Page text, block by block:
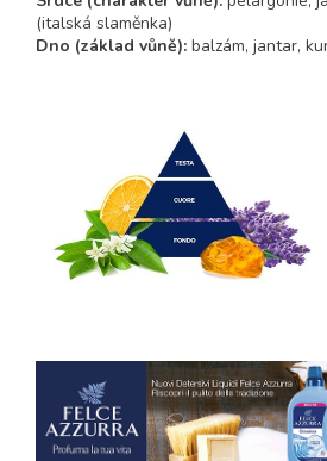
(italská slaměnka)
Dno (základ vůně): balzám, jantar,